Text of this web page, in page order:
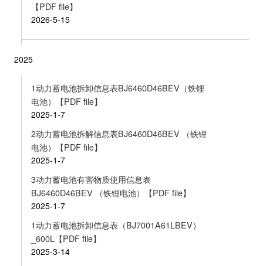
【PDF file】
2026-5-15
2025
1动力蓄电池拆卸信息表BJ6460D46BEV（铁锂
电池）【PDF file】
2025-1-7
2动力蓄电池拆解信息表BJ6460D46BEV （铁锂
电池）【PDF file】
2025-1-7
3动力蓄电池有害物质使用信息表
BJ6460D46BEV （铁锂电池）【PDF file】
2025-1-7
1动力蓄电池拆卸信息表（BJ7001A61LBEV）
_600L【PDF file】
2025-3-14